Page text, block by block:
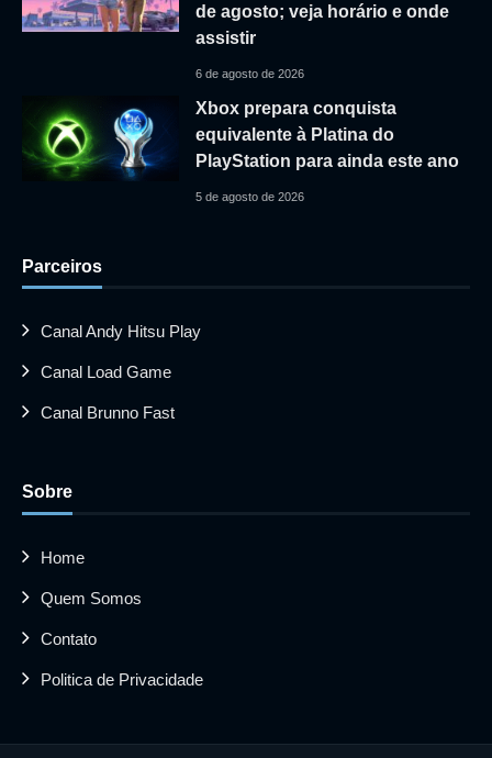
de agosto; veja horário e onde
assistir
6 de agosto de 2026
Xbox prepara conquista
equivalente à Platina do
PlayStation para ainda este ano
5 de agosto de 2026
Parceiros
Canal Andy Hitsu Play
Canal Load Game
Canal Brunno Fast
Sobre
Home
Quem Somos
Contato
Politica de Privacidade